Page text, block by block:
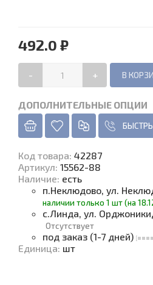
492.0 ₽
- +
ДОПОЛНИТЕЛЬНЫЕ ОПЦИИ
Код товара: 42287
Артикул: 15562-88
Наличие: есть
п.Неклюдово, ул.
наличии только 1 шт (на
с.Линда, ул.
Отсутствует
под заказ (1-7 дней)
Единица: шт